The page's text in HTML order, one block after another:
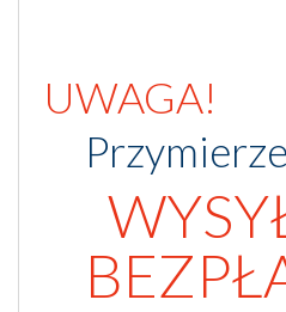
UWAGA!